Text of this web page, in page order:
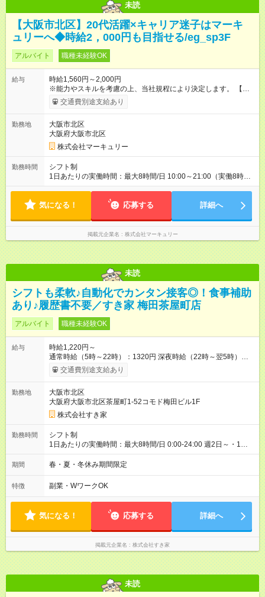
未読
【大阪市北区】20代活躍×キャリア迷子はマーキ
ュリーへ◆時給2，000円も目指せる/eg_sp3F
アルバイト 職種未経験OK
給与
時給1,560円～2,000円
※能力やスキルを考慮の上、当社規程により決定します。 【試
用期間】試用期間あり 試用期間の長さ：3ヶ月 雇用形態、給与
は本採用時と同じです。
交通費別途支給あり
勤務地
大阪市北区
大阪府大阪市北区
株式会社マーキュリー
勤務時間
シフト制
1日あたりの実働時間：最大8時間/日 10:00～21:00（実働8時間
／休憩1時間） ※週5日勤務となります。 ※時間帯は勤務地によ
えられます！ 平均残業時間は月7.9時間と、 業界全体を通じても
ートの予定も調整しやすいです◎
気になる！ 応募する 詳細へ
掲載元企業名 株式会社マーキュリー
未読
シフトも柔軟♪自動化でカンタン接客◎！食事補助
あり♪履歴書不要／すき家 梅田茶屋町店
アルバイト 職種未経験OK
給与
時給1,220円～
通常時給（5時～22時）：1320円 深夜時給（22時～翌5時）：
1650円 高校生時給：1220円 【特別手当】早朝手当（5：00-9：
00）時給+150円 【試用期間】試用期間あり 試用期間の長さ：1
30日（※条件変更なし）ですが、切り上げで一ヶ月とさせてい
ただきます。 研修制度あり：15時間(研修中も同時給）
交通費別途支給あり
勤務地
大阪市北区
大阪府大阪市北区茶屋町1-52コモド梅田ビル1F
株式会社すき家
勤務時間
シフト制
1日あたりの実働時間：最大8時間/日 0:00-24:00 週2日～・1日
2h～OK ＜シフト例＞ 〇朝帯 5:00-9:00 〇昼帯 9:00-14:00 〇午
後帯 14:00-18:00 〇夜帯 18:00-22:00 〇深夜帯 22:00-翌5:00 基
ます♪
期間 春・夏・冬休み期間限定
特徴 副業・WワークOK
気になる！ 応募する 詳細へ
掲載元企業名 株式会社すき家
未読